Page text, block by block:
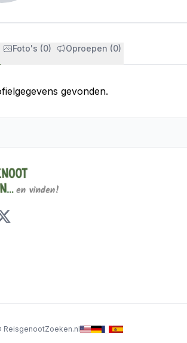
Foto's (0) Oproepen (0)
gevonden.
ReisgenootZoeken.nl